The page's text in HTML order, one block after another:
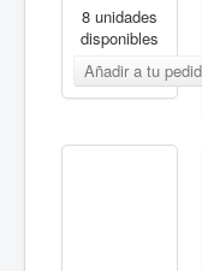
8 unidades
disponibles